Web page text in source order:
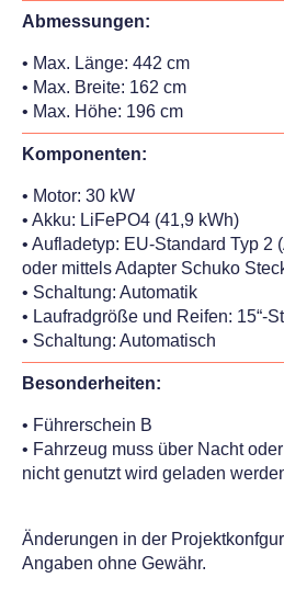
Abmessungen:
• Max. Länge: 442 cm
• Max. Breite: 162 cm
• Max. Höhe: 196 cm
Komponenten:
• Motor: 30 kW
• Akku: LiFePO4 (41,9 kWh)
• Aufladetyp: EU-Standard Typ 2
oder mittels Adapter Schuko
• Schaltung: Automatik
• Laufradgröße und Reifen: 15“-
• Schaltung: Automatisch
Besonderheiten:
• Führerschein B
• Fahrzeug muss über Nacht
nicht genutzt wird geladen
Änderungen in der
Angaben ohne Gewähr.